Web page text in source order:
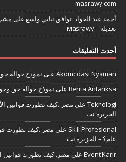
masrawy.com
أحمد عبد الجواد: توافق نيابي واسع على
تعديله – Masrawy
أحدث التعليقات
Akomodasi Nyaman على نموذج حوالة
Berita Antariksa على نموذج حوالة حق
Teknologi على مصر..كيف تطورت قوانين
الجزيرة نت
Skill Profesional على مصر..كيف تطورت
عام؟ – الجزيرة نت
Event Karir على مصر..كيف تطورت قوانين